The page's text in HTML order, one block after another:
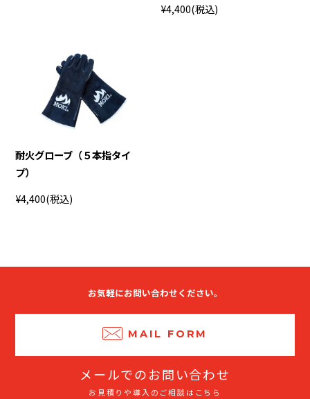
¥4,400(税込)
耐火グローブ（５本指タイ
プ）
¥4,400(税込)
お気軽にお問い合わせください。
MAIL FORM
メールでのお問い合わせ
お見積りや導入のご相談はこちら